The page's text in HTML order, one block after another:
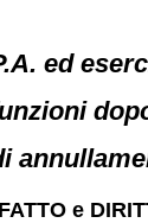
ed
FATTO e